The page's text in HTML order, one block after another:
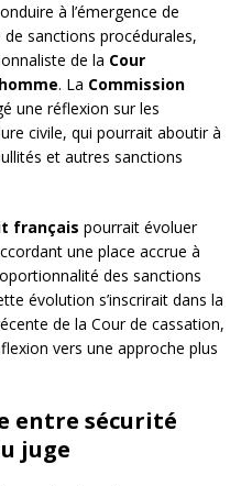
à l’émergence de
sanctions procédurales,
de la Cour
. La Commission
une réflexion sur les
civile, qui pourrait aboutir à
et autres sanctions
français pourrait évoluer
une place accrue à
des sanctions
évolution s’inscrirait dans la
de la Cour de cassation,
vers une approche plus
entre sécurité
juge